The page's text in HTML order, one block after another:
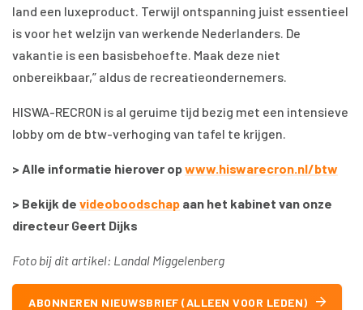
land een luxeproduct. Terwijl ontspanning juist essentieel
is voor het welzijn van werkende Nederlanders. De
vakantie is een basisbehoefte. Maak deze niet
onbereikbaar,” aldus de recreatieondernemers.
HISWA-RECRON is al geruime tijd bezig met een intensieve
lobby om de btw-verhoging van tafel te krijgen.
> Alle informatie hierover opwww.hiswarecron.nl/btw
> Bekijk de videoboodschap aan het kabinet van onze
directeur Geert Dijks
Foto bij dit artikel: Landal Miggelenberg
ABONNEREN NIEUWSBRIEF (ALLEEN VOOR LEDEN)